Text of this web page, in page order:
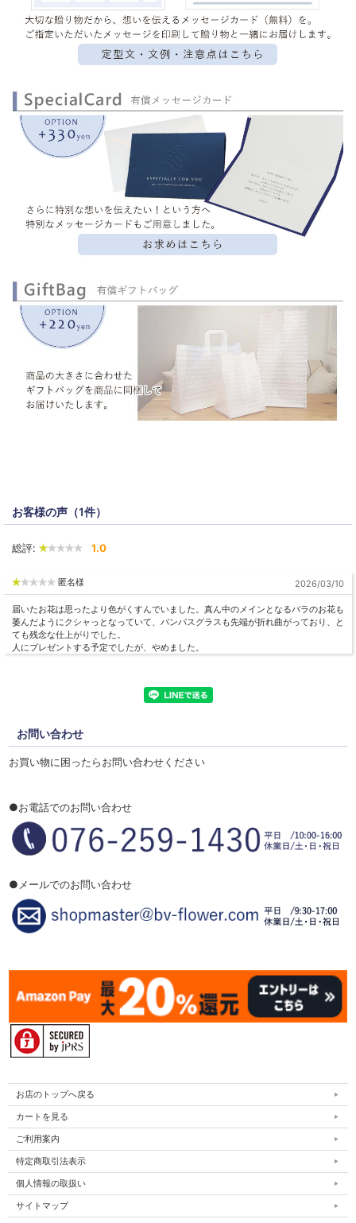
お客様の声（1件）
総評: 1.0
匿名様 2026/03/10
届いたお花は思ったより色がくすんでいました。真ん中のメインとなるバラのお花も
萎んだようにクシャっとなっていて、パンパスグラスも先端が折れ曲がっており、と
ても残念な仕上がりでした。
人にプレゼントする予定でしたが、やめました。
お問い合わせ
お買い物に困ったらお問い合わせください
●お電話でのお問い合わせ
●メールでのお問い合わせ
お店のトップへ戻る
カートを見る
ご利用案内
特定商取引法表示
個人情報の取扱い
サイトマップ